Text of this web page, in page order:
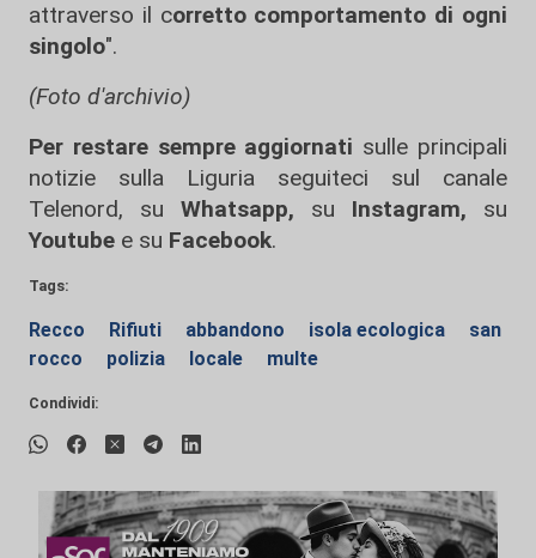
attraverso il corretto comportamento di ogni
singolo".
(Foto d'archivio)
Per restare sempre aggiornati sulle principali
notizie sulla Liguria seguiteci sul canale
Telenord, su
Whatsapp, su Instagram, su
Youtube e su Facebook.
Tags:
Recco Rifiuti abbandono isola ecologica
san
rocco
polizia locale multe
Condividi: